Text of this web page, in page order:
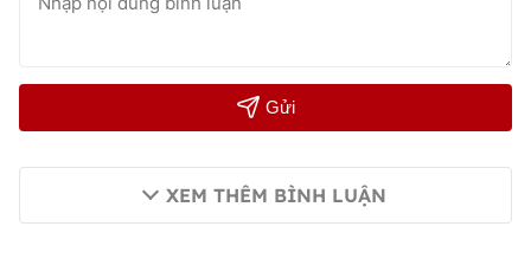
Gửi
XEM THÊM BÌNH LUẬN